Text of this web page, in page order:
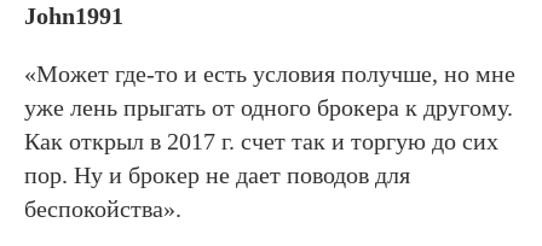
John1991
«Может где-то и есть условия получше, но мне
уже лень прыгать от одного брокера к другому.
Как открыл в 2017 г. счет так и торгую до сих
пор. Ну и брокер не дает поводов для
беспокойства».